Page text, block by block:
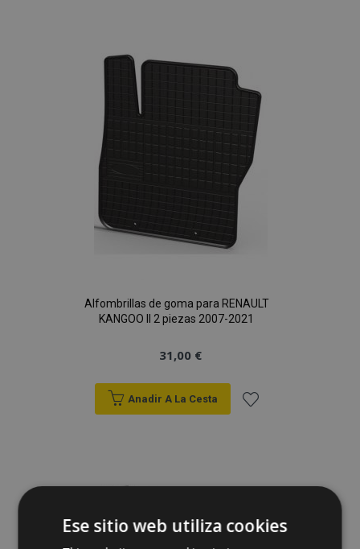
de
Deseos
Alfombrillas de goma para RENAULT
KANGOO II 2 piezas 2007-2021
31,00 €
Anadir A La Cesta
Lista
de
Ese sitio web utiliza cookies